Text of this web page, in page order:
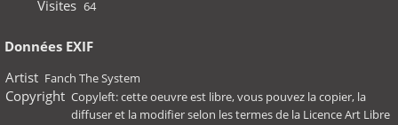
Visites 64
Données EXIF
Artist Fanch The System
Copyright Copyleft: cette oeuvre est libre, vous pouvez la copier, la
diffuser et la modifier selon les termes de la Licence Art Libre